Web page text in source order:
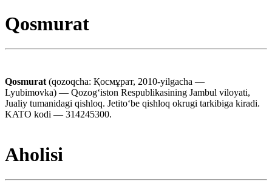
Qosmurat
Qosmurat (qozoqcha: Қосмұрат, 2010-yilgacha —
Lyubimovka) — Qozogʻiston Respublikasining Jambul viloyati,
Jualiy tumanidagi qishloq. Jetitoʻbe qishloq okrugi tarkibiga kiradi.
KATO kodi — 314245300.
Aholisi